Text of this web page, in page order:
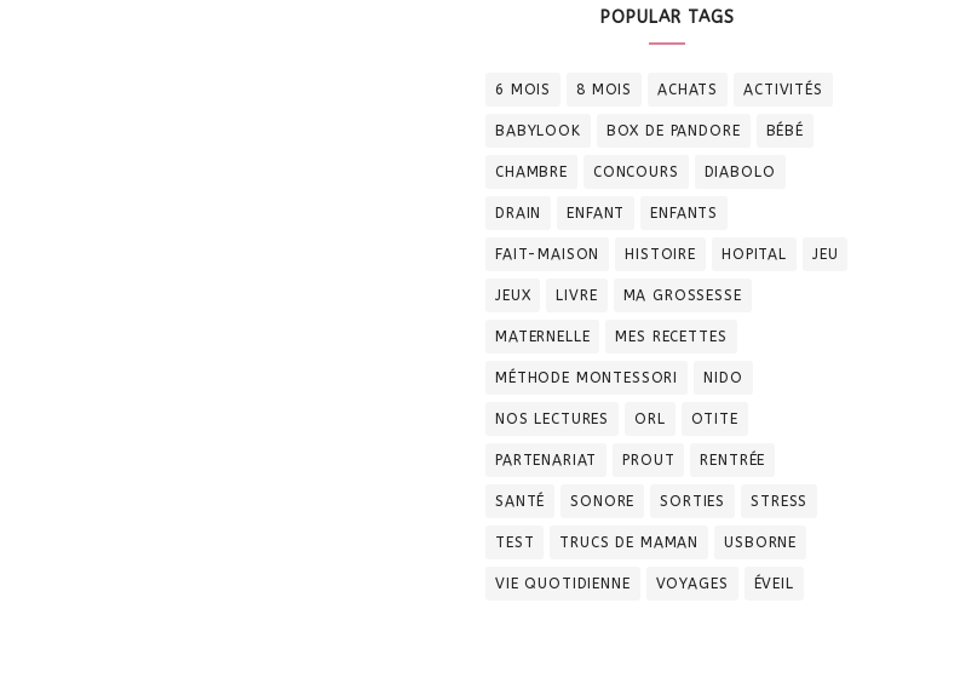
POPULAR TAGS
6 MOIS 8 MOIS ACHATS ACTIVITÉS
BABYLOOK BOX DE PANDORE BÉBÉ
CHAMBRE CONCOURS DIABOLO
DRAIN ENFANT ENFANTS
FAIT-MAISON HISTOIRE HOPITAL JEU
JEUX LIVRE MA GROSSESSE
MATERNELLE MES RECETTES
MÉTHODE MONTESSORI NIDO
NOS LECTURES ORL OTITE
PARTENARIAT PROUT RENTRÉE
SANTÉ SONORE SORTIES STRESS
TEST TRUCS DE MAMAN USBORNE
VIE QUOTIDIENNE VOYAGES ÉVEIL